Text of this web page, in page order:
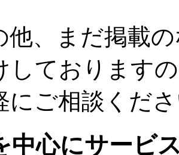
他、まだ掲載
しております
にご相談くだ
中心にサービ